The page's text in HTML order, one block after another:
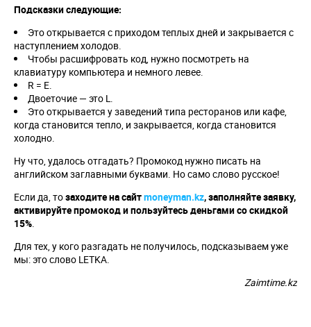
Подсказки следующие:
Это открывается с приходом теплых дней и закрывается с
наступлением холодов.
Чтобы расшифровать код, нужно посмотреть на
клавиатуру компьютера и немного левее.
R = E.
Двоеточие — это L.
Это открывается у заведений типа ресторанов или кафе,
когда становится тепло, и закрывается, когда становится
холодно.
Ну что, удалось отгадать? Промокод нужно писать на
английском заглавными буквами. Но само слово русское!
Если да, тозаходите на сайтmoneyman.kz, заполняйте заявку,
активируйте промокод и пользуйтесь деньгами со скидкой
15%
Для тех, у кого разгадать не получилось, подсказываем уже
мы: это слово LETKA.
Zaimtime.kz